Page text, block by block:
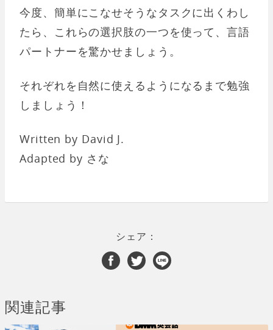
今度、簡単にこなせそうなタスクに出くわし
たら、これらの選択肢の一つを使って、言語
パートナーを驚かせましょう。
それぞれを自然に使えるようになるまで勉強
しましょう！
Written by David J.
Adapted by さな
シェア：
関連記事